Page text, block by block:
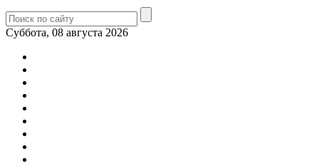
Суббота, 08 августа 2026